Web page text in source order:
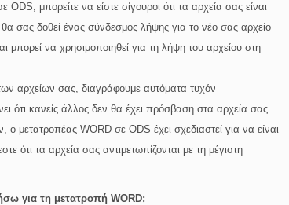
μπορείτε να είστε σίγουροι ότι τα αρχεία σας είναι
σας δοθεί ένας σύνδεσμος λήψης για το νέο σας αρχείο
μπορεί να χρησιμοποιηθεί για τη λήψη του αρχείου στη
αρχείων σας, διαγράφουμε αυτόματα τυχόν
ότι κανείς άλλος δεν θα έχει πρόσβαση στα αρχεία σας
μετατροπέας WORD σε ODS έχει σχεδιαστεί για να είναι
ότι τα αρχεία σας αντιμετωπίζονται με τη μέγιστη
για τη μετατροπή WORD;